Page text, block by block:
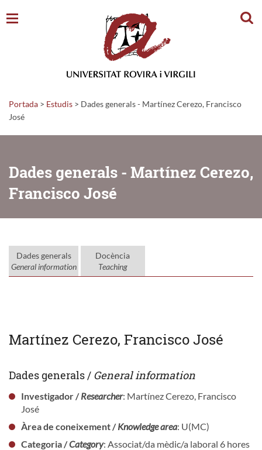
Portada > Estudis > Dades generals - Martínez Cerezo, Francisco
José
Dades generals - Martínez Cerezo,
Francisco José
Dades generals
General information
Docència
Teaching
Martínez Cerezo, Francisco José
Dades generals / General information
Investigador /Researcher: Martínez Cerezo, Francisco
José
Àrea de coneixement /Knowledge area: U(MC)
Categoria /Category: Associat/da mèdic/a laboral 6 hores